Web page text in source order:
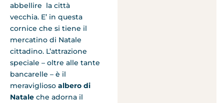
abbellire la città
vecchia. E’ in questa
cornice che si tiene il
mercatino di Natale
cittadino. L’attrazione
speciale – oltre alle tante
bancarelle – è il
meraviglioso albero di
Natale che adorna il